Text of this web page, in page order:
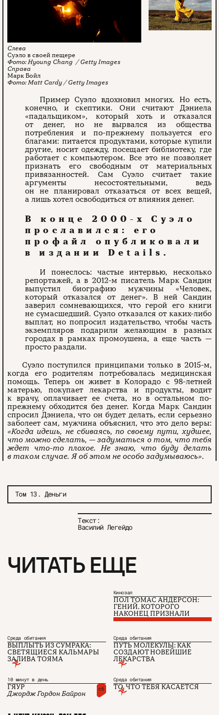
Том 13. Деньги
Текст:
Василий Легейдо
Суэло в своей пещере
Hyoung Chang / Getty Images
Марк Бойл
Matt Cardy / Getty Images
Пример Суэло вдохновил многих. Но есть,
конечно, и скептики. Они считают Дэниела
«падальщиком», который хоть и отказался
от денег, но не вырвался из общества
потребления и по-прежнему пользуется его
благами: питается продуктами, которые купили
другие, носит одежду, посещает библиотеку, где
работает с компьютером. Все это не позволяет
признать его свободным от материальных
привязанностей. Сам Суэло считает такие
аргументы несостоятельными, ведь
он не планировал отказаться от всех вещей,
а лишь хотел освободиться от влияния денег.
В конце 2000-х Суэло
прославился: его
профайл опубликовали
в издании Details.
И понеслось: частые интервью, несколько
репортажей, а в 2012-м писатель Марк Сандин
выпустил биографию мужчины «Человек,
который отказался от денег». В ней Сандин
заверил сомневающихся, что герой его книги
не сумасшедший. Суэло отказался от каких-либо
выплат, но попросил издательство, чтобы часть
экземпляров подарили желающим в разных
городах в рамках промоушена, а еще часть —
просто раздали.
Суэло поступился принципами только в 2015-м,
когда его родителям потребовалась медицинская
помощь. Теперь он живет в Колорадо с 98-летней
матерью, покупает лекарства и продукты, водит
к врачу, оплачивает ее счета, но в остальном по-
прежнему обходится без денег. Когда Марк Сандин
спросил Дэниела, что он будет делать, если серьезно
заболеет сам, мужчина объяснил, что это дело веры:
«Когда идешь, не сбиваясь, по своему пути, худшее,
что можно сделать, — задуматься о том, что тебя
ждет что-то плохое. Не знаю, что буду делать
в таком случае. Я об этом не особо задумываюсь».
ЧИТАТЬ ЕЩЕ
Кинозал
ПОЛ ТОМАС АНДЕРСОН:
ГЕНИЙ, КОТОРОГО
НАКОНЕЦ ПРИЗНАЛИ
Среда обитания
ВЫПЛЫТЬ ИЗ СУМРАКА:
СВЕТЯЩИЕСЯ КАЛЬМАРЫ
ЗАЛИВА ТОЯМА
Среда обитания
ПУТЬ МОЛЕКУЛЫ: КАК
СОЗДАЮТ НОВЕЙШИЕ
ЛЕКАРСТВА
10 минут в день
ГЯУР
Джордж Гордон Байрон
сб
Среда обитания
ТО, ЧТО ТЕБЯ КАСАЕТСЯ
Команда
Авторы
Журнал
Telegram
VK